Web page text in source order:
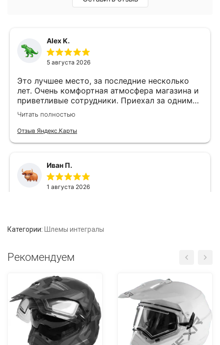
Категории: Шлемы интегралы
Рекомендуем